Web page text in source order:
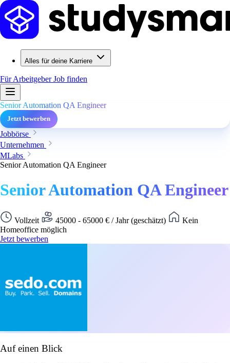
Alles für deine Karriere
Für ArbeitgeberJob finden
Senior Automation QA Engineer
Jetzt bewerben
Jobbörse
Unternehmen
MLabs
Senior Automation QA Engineer
Senior Automation QA Engineer
Vollzeit 45000 - 65000 € / Jahr (geschätzt)
Kein
Homeoffice möglich
Jetzt bewerben
Auf einen Blick